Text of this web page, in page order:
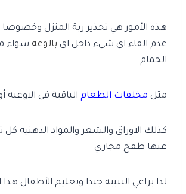
هذه الأمور هي تحذير ربة المنزل
عدم القاء اى شىء داخل اى بالوعة سواء
الحمام
مثل مخلفات الطعام الباقية في الاوعيه
كذلك الاوراق والشعر والمواد الدهنيه كل
عنها طفح مجاري
لذا يراعي التنبيه جيدا وتعليم الأطفال هذا